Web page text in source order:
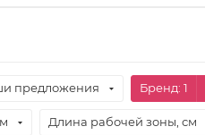
предложения Бренд: 1
Длина рабочей зоны, см